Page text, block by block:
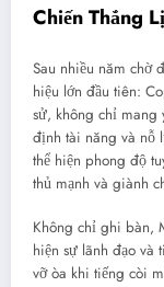
Chiến Thắng
Sau nhiều năm chờ
hiệu lớn đầu tiên:
sử, không chỉ mang
định tài năng và nỗ
thể hiện phong độ
thủ mạnh và giành
Không chỉ ghi bàn,
hiện sự lãnh đạo và
vỡ òa khi tiếng còi